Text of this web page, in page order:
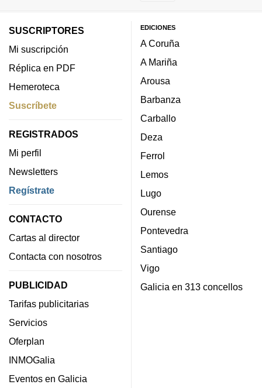
SUSCRIPTORES
Mi suscripción
Réplica en PDF
Hemeroteca
Suscríbete
REGISTRADOS
Mi perfil
Newsletters
Regístrate
CONTACTO
Cartas al director
Contacta con nosotros
PUBLICIDAD
Tarifas publicitarias
Servicios
Oferplan
INMOGalia
Eventos en Galicia
EDICIONES
A Coruña
A Mariña
Arousa
Barbanza
Carballo
Deza
Ferrol
Lemos
Lugo
Ourense
Pontevedra
Santiago
Vigo
Galicia en 313 concellos